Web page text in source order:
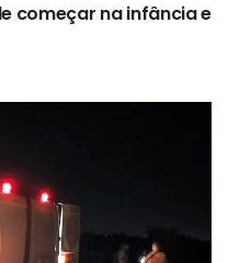
começar na infância e